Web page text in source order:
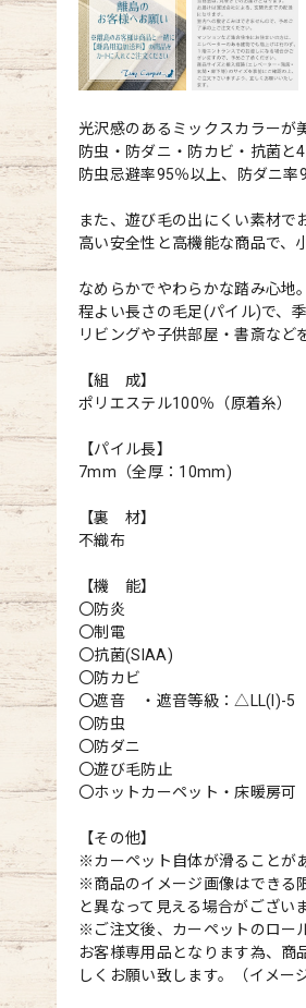
光沢感のあるミックスカラーが
防虫・防ダニ・防カビ・抗菌
防虫忌避率95％以上、防ダニ率
また、遊び毛の出にくい素材で
高い安全性と高機能な商品で、
なめらかでやわらかな踏み心地。
程よい長さの毛足(パイル)で、
リビングや子供部屋・書斎など
【組 成】
ポリエステル100％（原着糸
【パイル長】
7mm（全厚：10mm)
【裏 材】
不織布
【機 能】
〇防炎
〇制電
〇抗菌(SIAA)
〇防カビ
〇遮音 ・遮音等級：△LL(I)-5〔
〇防虫
〇防ダニ
〇遊び毛防止
〇ホットカーペット・床暖房可
【その他】
※カーペット自体が滑ることが
※商品のイメージ画像はできる
と異なって見える場合がござい
※ご注文後、カーペットのロー
お客様専用品となります為、
しくお願い致します。（イメ